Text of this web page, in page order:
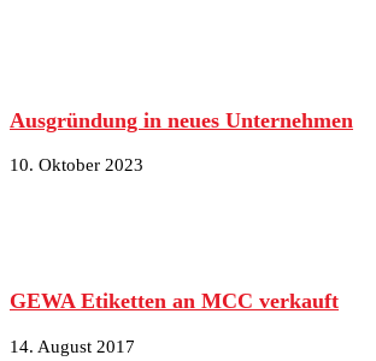
Ausgründung in neues Unternehmen
10. Oktober 2023
GEWA Etiketten an MCC verkauft
14. August 2017